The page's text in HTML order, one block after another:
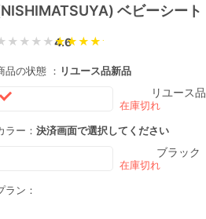
ベビーシート
4.6
品の状態 ： リユース品新品
リユース品
ラー： 決済画面で選択してください
ブラック
ラン：